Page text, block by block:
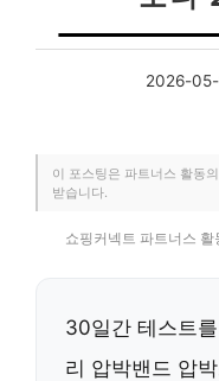
2026-05-
이 포스팅은 파트너스 활동
받습니다.
쇼핑커넥트 파트너스
30일간 테스트
리 압박밴드 압